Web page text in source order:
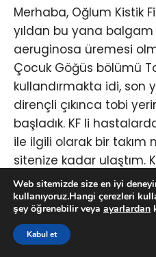
Merhaba, Oğlum Kistik
yıldan bu yana balgam
aeruginosa üremesi
Çocuk Göğüs bölümü
kullandırmakta idi, son
dirençli çıkınca tobi
başladık. KF li
ile ilgili olarak bir takım
sitenize kadar ulaştım.
aeruginosa ile ilgili
öğrenmek istiyorum,
başka bir yerde bildiğiniz
YANITLA
Web sitemizde size en iyi
kullanıyoruz.Hangi çerezleri
şey öğrenebilir veya ayarlardan
Kabul et